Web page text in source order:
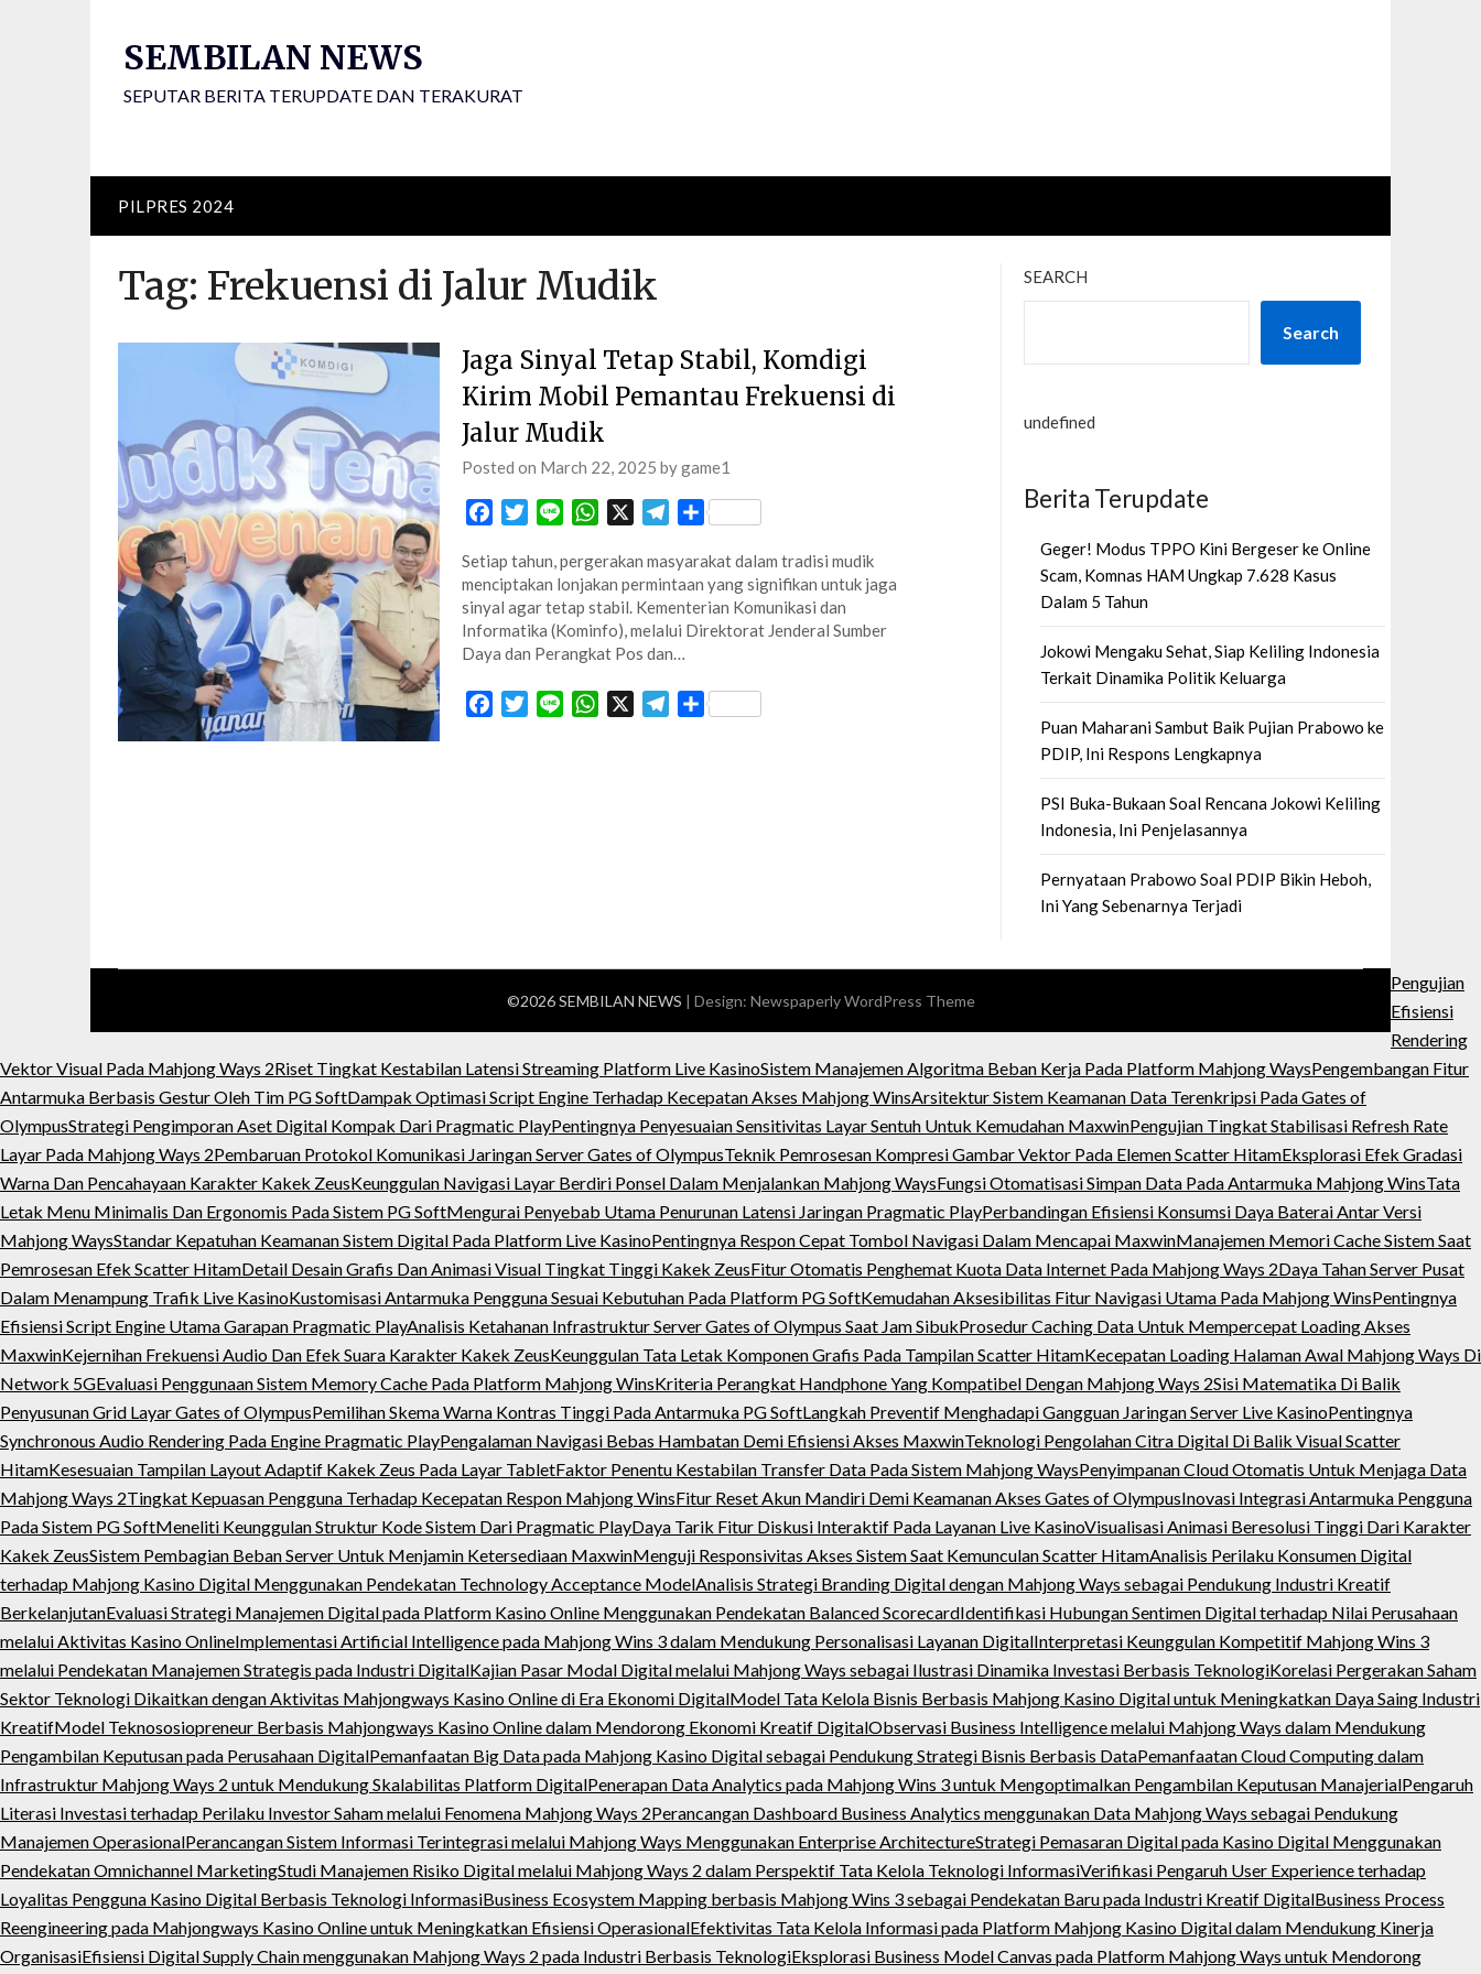
SEMBILAN NEWS
SEPUTAR BERITA TERUPDATE DAN TERAKURAT
PILPRES 2024
Tag: Frekuensi di Jalur Mudik
Jaga Sinyal Tetap Stabil, Komdigi
Kirim Mobil Pemantau Frekuensi di
Jalur Mudik
Posted on March 22, 2025 bygame1
FacebookTwitterLine WhatsApp Telegram
Share
Setiap tahun, pergerakan masyarakat dalam tradisi mudik
menciptakan lonjakan permintaan yang signifikan untuk jaga
sinyal agar tetap stabil. Kementerian Komunikasi dan
Informatika (Kominfo), melalui Direktorat Jenderal Sumber
Daya dan Perangkat Pos dan…
FacebookTwitterLine WhatsApp Telegram
Share
SEARCH
Search
undefined
Berita Terupdate
Geger! Modus TPPO Kini Bergeser ke Online
Scam, Komnas HAM Ungkap 7.628 Kasus
Dalam 5 Tahun
Jokowi Mengaku Sehat, Siap Keliling Indonesia
Terkait Dinamika Politik Keluarga
Puan Maharani Sambut Baik Pujian Prabowo ke
PDIP, Ini Respons Lengkapnya
PSI Buka-Bukaan Soal Rencana Jokowi Keliling
Indonesia, Ini Penjelasannya
Pernyataan Prabowo Soal PDIP Bikin Heboh,
Ini Yang Sebenarnya Terjadi
©2026 SEMBILAN NEWS | Design: Newspaperly WordPress Theme
Pengujian
Efisiensi
Rendering
Vektor Visual Pada Mahjong Ways 2Riset Tingkat Kestabilan Latensi Streaming Platform Live KasinoSistem Manajemen Algoritma Beban Kerja Pada Platform Mahjong WaysPengembangan Fitur
Antarmuka Berbasis Gestur Oleh Tim PG SoftDampak Optimasi Script Engine Terhadap Kecepatan Akses Mahjong WinsArsitektur Sistem Keamanan Data Terenkripsi Pada Gates of
OlympusStrategi Pengimporan Aset Digital Kompak Dari Pragmatic PlayPentingnya Penyesuaian Sensitivitas Layar Sentuh Untuk Kemudahan MaxwinPengujian Tingkat Stabilisasi Refresh Rate
Layar Pada Mahjong Ways 2Pembaruan Protokol Komunikasi Jaringan Server Gates of OlympusTeknik Pemrosesan Kompresi Gambar Vektor Pada Elemen Scatter HitamEksplorasi Efek Gradasi
Warna Dan Pencahayaan Karakter Kakek ZeusKeunggulan Navigasi Layar Berdiri Ponsel Dalam Menjalankan Mahjong WaysFungsi Otomatisasi Simpan Data Pada Antarmuka Mahjong WinsTata
Letak Menu Minimalis Dan Ergonomis Pada Sistem PG SoftMengurai Penyebab Utama Penurunan Latensi Jaringan Pragmatic PlayPerbandingan Efisiensi Konsumsi Daya Baterai Antar Versi
Mahjong WaysStandar Kepatuhan Keamanan Sistem Digital Pada Platform Live KasinoPentingnya Respon Cepat Tombol Navigasi Dalam Mencapai MaxwinManajemen Memori Cache Sistem Saat
Pemrosesan Efek Scatter HitamDetail Desain Grafis Dan Animasi Visual Tingkat Tinggi Kakek ZeusFitur Otomatis Penghemat Kuota Data Internet Pada Mahjong Ways 2Daya Tahan Server Pusat
Dalam Menampung Trafik Live KasinoKustomisasi Antarmuka Pengguna Sesuai Kebutuhan Pada Platform PG SoftKemudahan Aksesibilitas Fitur Navigasi Utama Pada Mahjong WinsPentingnya
Efisiensi Script Engine Utama Garapan Pragmatic PlayAnalisis Ketahanan Infrastruktur Server Gates of Olympus Saat Jam SibukProsedur Caching Data Untuk Mempercepat Loading Akses
MaxwinKejernihan Frekuensi Audio Dan Efek Suara Karakter Kakek ZeusKeunggulan Tata Letak Komponen Grafis Pada Tampilan Scatter HitamKecepatan Loading Halaman Awal Mahjong Ways Di
Network 5GEvaluasi Penggunaan Sistem Memory Cache Pada Platform Mahjong WinsKriteria Perangkat Handphone Yang Kompatibel Dengan Mahjong Ways 2Sisi Matematika Di Balik
Penyusunan Grid Layar Gates of OlympusPemilihan Skema Warna Kontras Tinggi Pada Antarmuka PG SoftLangkah Preventif Menghadapi Gangguan Jaringan Server Live KasinoPentingnya
Synchronous Audio Rendering Pada Engine Pragmatic PlayPengalaman Navigasi Bebas Hambatan Demi Efisiensi Akses MaxwinTeknologi Pengolahan Citra Digital Di Balik Visual Scatter
HitamKesesuaian Tampilan Layout Adaptif Kakek Zeus Pada Layar TabletFaktor Penentu Kestabilan Transfer Data Pada Sistem Mahjong WaysPenyimpanan Cloud Otomatis Untuk Menjaga Data
Mahjong Ways 2Tingkat Kepuasan Pengguna Terhadap Kecepatan Respon Mahjong WinsFitur Reset Akun Mandiri Demi Keamanan Akses Gates of OlympusInovasi Integrasi Antarmuka Pengguna
Pada Sistem PG SoftMeneliti Keunggulan Struktur Kode Sistem Dari Pragmatic PlayDaya Tarik Fitur Diskusi Interaktif Pada Layanan Live KasinoVisualisasi Animasi Beresolusi Tinggi Dari Karakter
Kakek ZeusSistem Pembagian Beban Server Untuk Menjamin Ketersediaan MaxwinMenguji Responsivitas Akses Sistem Saat Kemunculan Scatter HitamAnalisis Perilaku Konsumen Digital
terhadap Mahjong Kasino Digital Menggunakan Pendekatan Technology Acceptance ModelAnalisis Strategi Branding Digital dengan Mahjong Ways sebagai Pendukung Industri Kreatif
BerkelanjutanEvaluasi Strategi Manajemen Digital pada Platform Kasino Online Menggunakan Pendekatan Balanced ScorecardIdentifikasi Hubungan Sentimen Digital terhadap Nilai Perusahaan
melalui Aktivitas Kasino OnlineImplementasi Artificial Intelligence pada Mahjong Wins 3 dalam Mendukung Personalisasi Layanan DigitalInterpretasi Keunggulan Kompetitif Mahjong Wins 3
melalui Pendekatan Manajemen Strategis pada Industri DigitalKajian Pasar Modal Digital melalui Mahjong Ways sebagai Ilustrasi Dinamika Investasi Berbasis TeknologiKorelasi Pergerakan Saham
Sektor Teknologi Dikaitkan dengan Aktivitas Mahjongways Kasino Online di Era Ekonomi DigitalModel Tata Kelola Bisnis Berbasis Mahjong Kasino Digital untuk Meningkatkan Daya Saing Industri
KreatifModel Teknososiopreneur Berbasis Mahjongways Kasino Online dalam Mendorong Ekonomi Kreatif DigitalObservasi Business Intelligence melalui Mahjong Ways dalam Mendukung
Pengambilan Keputusan pada Perusahaan DigitalPemanfaatan Big Data pada Mahjong Kasino Digital sebagai Pendukung Strategi Bisnis Berbasis DataPemanfaatan Cloud Computing dalam
Infrastruktur Mahjong Ways 2 untuk Mendukung Skalabilitas Platform DigitalPenerapan Data Analytics pada Mahjong Wins 3 untuk Mengoptimalkan Pengambilan Keputusan ManajerialPengaruh
Literasi Investasi terhadap Perilaku Investor Saham melalui Fenomena Mahjong Ways 2Perancangan Dashboard Business Analytics menggunakan Data Mahjong Ways sebagai Pendukung
Manajemen OperasionalPerancangan Sistem Informasi Terintegrasi melalui Mahjong Ways Menggunakan Enterprise ArchitectureStrategi Pemasaran Digital pada Kasino Digital Menggunakan
Pendekatan Omnichannel MarketingStudi Manajemen Risiko Digital melalui Mahjong Ways 2 dalam Perspektif Tata Kelola Teknologi InformasiVerifikasi Pengaruh User Experience terhadap
Loyalitas Pengguna Kasino Digital Berbasis Teknologi InformasiBusiness Ecosystem Mapping berbasis Mahjong Wins 3 sebagai Pendekatan Baru pada Industri Kreatif DigitalBusiness Process
Reengineering pada Mahjongways Kasino Online untuk Meningkatkan Efisiensi OperasionalEfektivitas Tata Kelola Informasi pada Platform Mahjong Kasino Digital dalam Mendukung Kinerja
OrganisasiEfisiensi Digital Supply Chain menggunakan Mahjong Ways 2 pada Industri Berbasis TeknologiEksplorasi Business Model Canvas pada Platform Mahjong Ways untuk Mendorong